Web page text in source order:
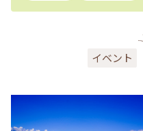
イベント